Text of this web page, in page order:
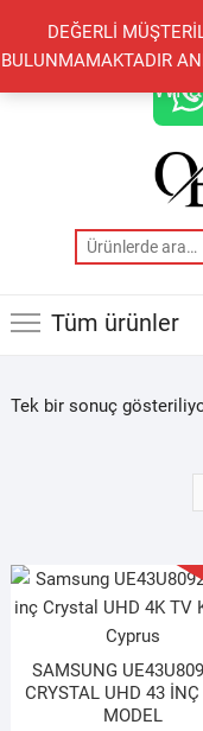
DEĞERLİ
BULUNMAMAKTADIR
content
+90 548 821 78 85 +90 548
Tüm ürünler
Tek bir sonuç
SAMSUNG
CRYSTAL UHD 43
MODEL